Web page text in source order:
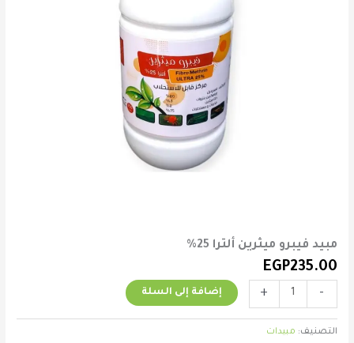
مبيد فيبرو ميثرين ألترا 25%
EGP235.00
-
+ إضافة إلى السلة
التصنيف: مبيدات